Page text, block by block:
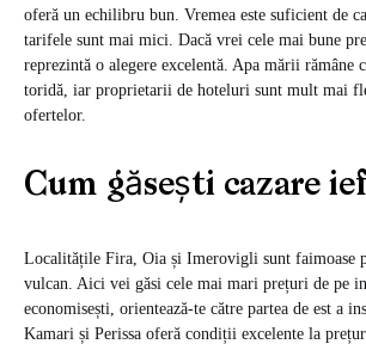
oferă un echilibru bun. Vremea este suficient de
tarifele sunt mai mici. Dacă vrei cele mai bune
reprezintă o alegere excelentă. Apa mării rămâne
toridă, iar proprietarii de hoteluri sunt mult mai
ofertelor.
Cum găsești cazare
Localitățile Fira, Oia și Imerovigli sunt faimoase
vulcan. Aici vei găsi cele mai mari prețuri de pe
economisești, orientează-te către partea de est a
Kamari și Perissa oferă condiții excelente la